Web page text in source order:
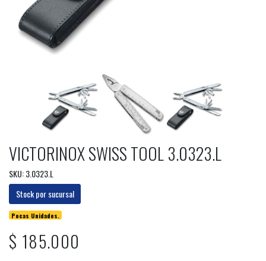
VICTORINOX SWISS TOOL 3.0323.L
SKU: 3.0323.L
Stock por sucursal
Pocas Unidades.
$ 185.000